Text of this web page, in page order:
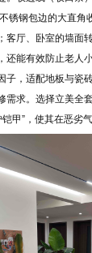
锈钢包边的大直角
客厅、卧室的墙面
还能有效防止老人
子，适配地板与瓷
需求。选择立美全
甲”，使其在恶劣